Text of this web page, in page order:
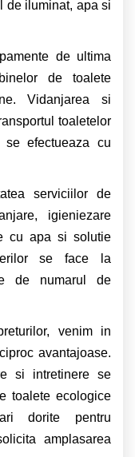
de iluminat, apa si
de ultima
de toalete
Vidanjarea si
toaletelor
efectueaza cu
serviciilor de
igieniezare
cu apa si solutie
se face la
de numarul de
venim in
avantajoase.
si intretinere se
toalete ecologice
dorite pentru
amplasarea